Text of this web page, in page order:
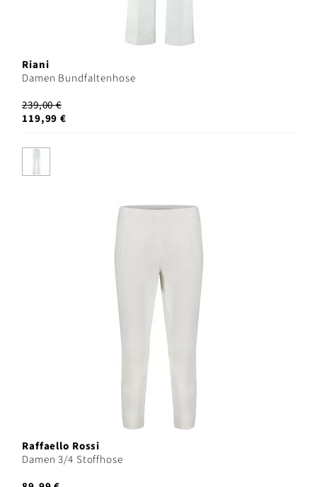
Riani
Damen Bundfaltenhose
239,00 €
119,99 €
Raffaello Rossi
Damen 3/4 Stoffhose